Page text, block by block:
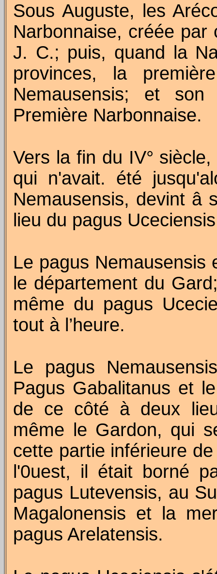
Sous Auguste, les
Narbonnaise, créée
J. C.; puis, quand la
provinces, la
Nemausensis; et son
Première Narbonnaise.
Vers la fin du IV°
qui n'avait. été
Nemausensis, devint â
lieu du pagus Uceciensis
Le pagus Nemausensis
le département du
même du pagus
tout à l’heure.
Le pagus Nemausensis
Pagus Gabalitanus et
de ce côté à deux
même le Gardon, qui
cette partie inférieure
l'0uest, il était borné
pagus Lutevensis, au
Magalonensis et la
pagusArelatensis.